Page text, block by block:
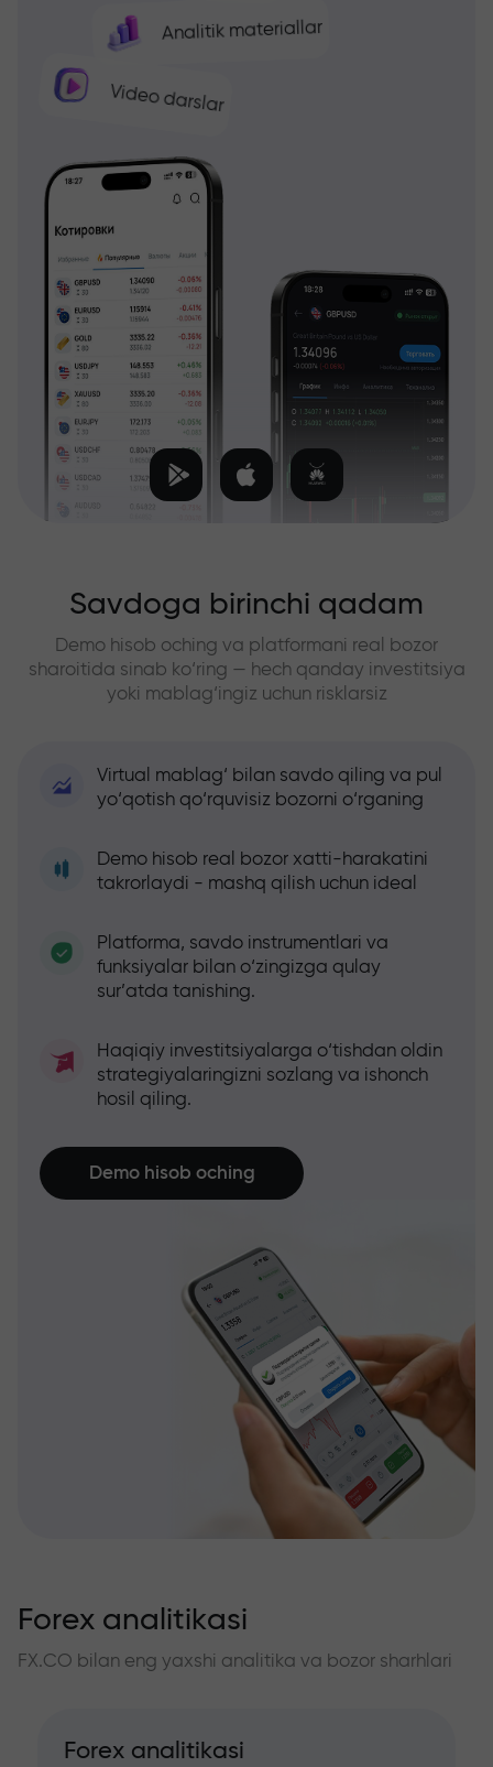
Analitik materiallar
Video darslar
Savdoga birinchi qadam
Demo hisob oching va platformani real bozor
sharoitida sinab ko‘ring — hech qanday investitsiya
yoki mablag‘ingiz uchun risklarsiz
Virtual mablag‘ bilan savdo qiling va pul
yo‘qotish qo‘rquvisiz bozorni o‘rganing
Demo hisob real bozor xatti-harakatini
takrorlaydi - mashq qilish uchun ideal
Platforma, savdo instrumentlari va
funksiyalar bilan o‘zingizga qulay
sur’atda tanishing.
Haqiqiy investitsiyalarga o‘tishdan oldin
strategiyalaringizni sozlang va ishonch
hosil qiling.
Demo hisob oching
Forex analitikasi
FX.CO bilan eng yaxshi analitika va bozor sharhlari
Forex analitikasi